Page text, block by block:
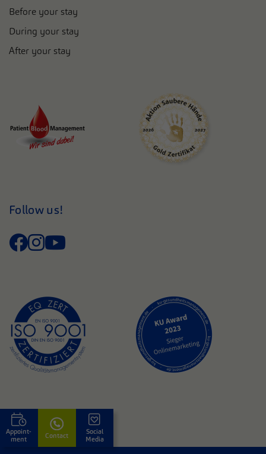
Before your stay
During your stay
After your stay
Follow us!
Appoint­
ment
Contact
Social
Media